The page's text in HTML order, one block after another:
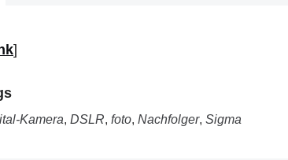
]
Kamera, DSLR, foto, Nachfolger, Sigma